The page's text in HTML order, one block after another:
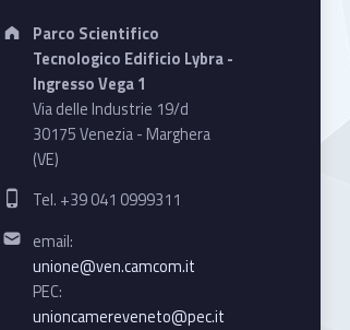
Address:
Parco Scientifico
Tecnologico Edificio Lybra -
Ingresso Vega 1
Via delle Industrie 19/d
30175 Venezia - Marghera
(VE)
Phone number:
Tel. +39 041 0999311
Email address:
email:
unione@ven.camcom.it
PEC:
unioncamereveneto@pec.it